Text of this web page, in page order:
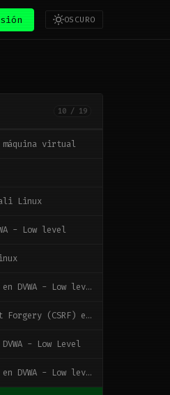
OSCURO
10 / 19
virtual
Linux
- Low level
Ataque Command Injection en DVWA - Low level
Ataque Cross Site Request Forgery (CSRF) en DVWA - Low level
- Low Level
Unrestricted File Upload en DVWA - Low level